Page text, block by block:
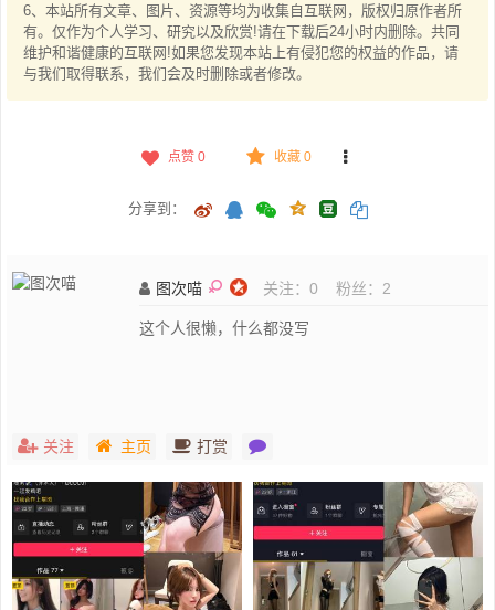
6、本站所有文章、图片、资源等均为收集自互联网，版权归原作者所
有。仅作为个人学习、研究以及欣赏!请在下载后24小时内删除。共同
维护和谐健康的互联网!如果您发现本站上有侵犯您的权益的作品，请
与我们取得联系，我们会及时删除或者修改。
点赞 0 收藏 0
分享到：
图次喵 关注： 0 粉丝： 2
这个人很懒，什么都没写
关注 主页 打赏